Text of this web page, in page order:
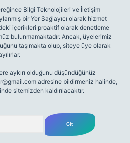
Bilgi Teknolojileri ve İletişim
bir Yer Sağlayıcı olarak hizmet
içerikleri proaktif olarak denetleme
bulunmamaktadır. Ancak, üyelerimiz
taşımakta olup, siteye üye olarak
aykırı olduğunu düşündüğünüz
adresine bildirmeniz halinde,
sitemizden kaldırılacaktır.